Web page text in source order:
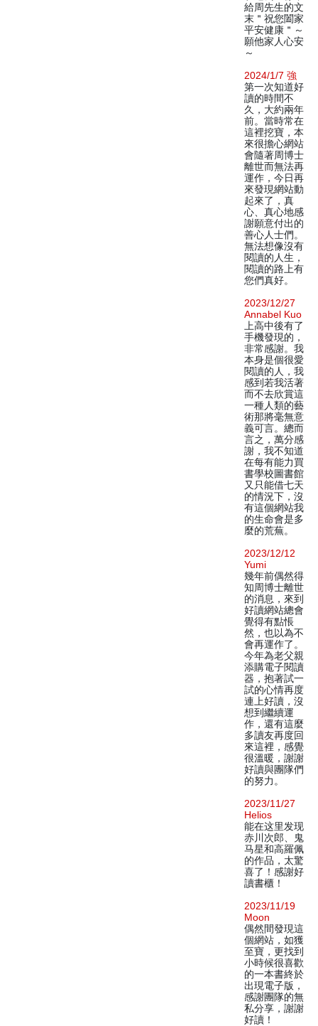
給周先生的文
末＂祝您闔家
平安健康＂～
願他家人心安
～
2024/1/7 強
第一次知道好
讀的時間不
久，大約兩年
前。當時常在
這裡挖寶，本
來很擔心網站
會隨著周博士
離世而無法再
運作，今日再
來發現網站動
起來了，真
心、真心地感
謝願意付出的
善心人士們。
無法想像沒有
閱讀的人生，
閱讀的路上有
您們真好。
2023/12/27
Annabel Kuo
上高中後有了
手機發現的，
非常感謝。我
本身是個很愛
閱讀的人，我
感到若我活著
而不去欣賞這
一種人類的藝
術那將毫無意
義可言。總而
言之，萬分感
謝，我不知道
在每有能力買
書學校圖書館
又只能借七天
的情況下，沒
有這個網站我
的生命會是多
麼的荒蕪。
2023/12/12
Yumi
幾年前偶然得
知周博士離世
的消息，來到
好讀網站總會
覺得有點悵
然，也以為不
會再運作了。
今年為老父親
添購電子閱讀
器，抱著試一
試的心情再度
連上好讀，沒
想到繼續運
作，還有這麼
多讀友再度回
來這裡，感覺
很溫暖，謝謝
好讀與團隊們
的努力。
2023/11/27
Helios
能在这里发现
赤川次郎、鬼
马星和高羅佩
的作品，太驚
喜了！感謝好
讀書櫃！
2023/11/19
Moon
偶然間發現這
個網站，如獲
至寶，更找到
小時候很喜歡
的一本書終於
出現電子版，
感謝團隊的無
私分享，謝謝
好讀！